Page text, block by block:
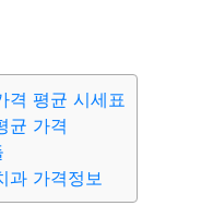
격 평균 시세표
균 가격
과 가격정보